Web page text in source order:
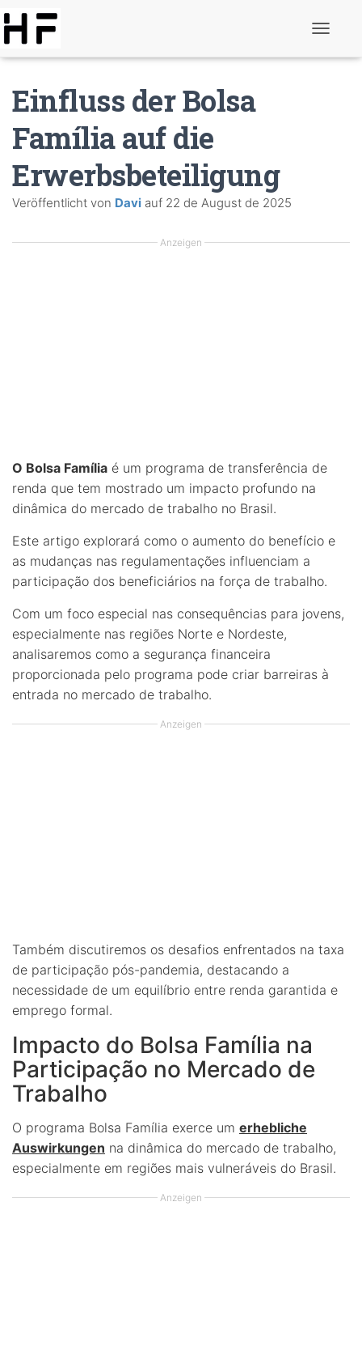
a
Einfluss der Bolsa
Família auf die
Erwerbsbeteiligung
Veröffentlicht von Davi auf 22 de August de 2025
Anzeigen
O Bolsa Família é um programa de transferência de
renda que tem mostrado um impacto profundo na
dinâmica do mercado de trabalho no Brasil.
Este artigo explorará como o aumento do benefício e
as mudanças nas regulamentações influenciam a
participação dos beneficiários na força de trabalho.
Com um foco especial nas consequências para jovens,
especialmente nas regiões Norte e Nordeste,
analisaremos como a segurança financeira
proporcionada pelo programa pode criar barreiras à
entrada no mercado de trabalho.
Anzeigen
Também discutiremos os desafios enfrentados na taxa
de participação pós-pandemia, destacando a
necessidade de um equilíbrio entre renda garantida e
emprego formal.
Impacto do Bolsa Família na
Participação no Mercado de
Trabalho
O programa Bolsa Família exerce um erhebliche
Auswirkungen na dinâmica do mercado de trabalho,
especialmente em regiões mais vulneráveis do Brasil.
Anzeigen